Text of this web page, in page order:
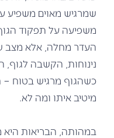
שמרגיש מאוים משפיע
משפיעה על תפקוד
העדר מחלה, אלא מצב
נינוחות, הקשבה לגוף,
כשהגוף מרגיש בטוח –
מיטיב איתו ומה לא.
במהותה, הבריאות היא